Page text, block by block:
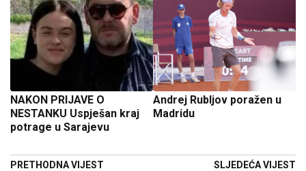
NAKON PRIJAVE O
NESTANKU Uspješan kraj
potrage u Sarajevu
PRETHODNA VIJEST
Andrej Rubljov poražen u
Madridu
SLJEDEĆA VIJEST